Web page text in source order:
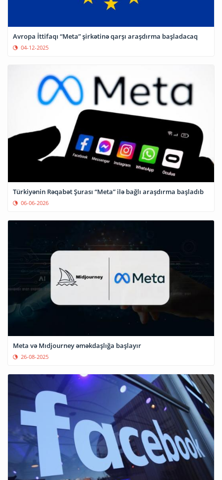
Avropa İttifaqı “Meta” şirkətinə qarşı araşdırma başladacaq
04-12-2025
Türkiyənin Rəqabət Şurası “Meta” ilə bağlı araşdırma başladıb
06-06-2026
Meta və Mıdjourney əməkdaşlığa başlayır
26-08-2025